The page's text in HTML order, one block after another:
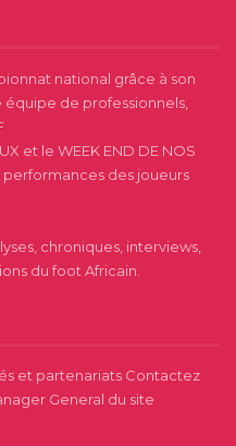
national grâce à son
de professionnels,
et le WEEK END DE NOS
performances des joueurs
chroniques, interviews,
du foot Africain.
et partenariats Contactez
General du site